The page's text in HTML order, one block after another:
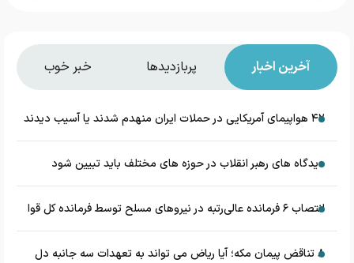
آخرین اخبار پربازدیدها خبر خوب
۴۲ هواپیمای آمریکایی در حملات ایران منهدم شدند یا آسیب دیدند
دیدگاه های رهبر انقلاب در حوزه های مختلف باید تبیین شود
انتصاب ۶ فرمانده عالی‌رتبه در نیروهای مسلح توسط فرمانده کل قوا
۸ تناقض‌ پیمان مکه؛ آیا ریاض می تواند به تعهدات سه جانبه دل